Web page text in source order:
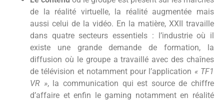
de la réalité virtuelle, la réalité augmentée mais
aussi celui de la vidéo. En la matière, XXII travaille
dans quatre secteurs essentiels : l’industrie où il
existe une grande demande de formation, la
diffusion où le groupe a travaillé avec des chaînes
de télévision et notamment pour l’application « TF1
VR », la communication qui est source de chiffre
d’affaire et enfin le gaming notamment en réalité